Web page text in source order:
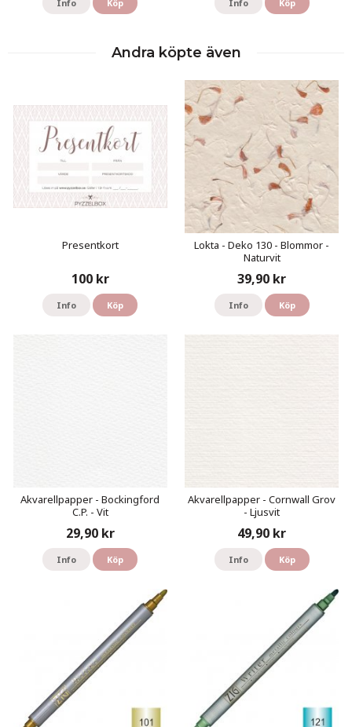
Info Köp Info Köp
Andra köpte även
Presentkort
100 kr
Info Köp
Lokta - Deko 130 - Blommor -
Naturvit
39,90 kr
Info Köp
Akvarellpapper - Bockingford
C.P. - Vit
29,90 kr
Info Köp
Akvarellpapper - Cornwall Grov
- Ljusvit
49,90 kr
Info Köp